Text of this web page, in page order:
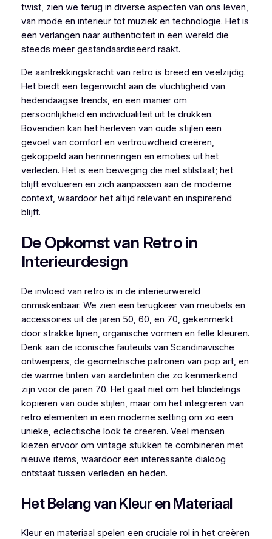
twist, zien we terug in diverse aspecten van ons leven,
van mode en interieur tot muziek en technologie. Het is
een verlangen naar authenticiteit in een wereld die
steeds meer gestandaardiseerd raakt.
De aantrekkingskracht van retro is breed en veelzijdig.
Het biedt een tegenwicht aan de vluchtigheid van
hedendaagse trends, en een manier om
persoonlijkheid en individualiteit uit te drukken.
Bovendien kan het herleven van oude stijlen een
gevoel van comfort en vertrouwdheid creëren,
gekoppeld aan herinneringen en emoties uit het
verleden. Het is een beweging die niet stilstaat; het
blijft evolueren en zich aanpassen aan de moderne
context, waardoor het altijd relevant en inspirerend
blijft.
De Opkomst van Retro in
Interieurdesign
De invloed van retro is in de interieurwereld
onmiskenbaar. We zien een terugkeer van meubels en
accessoires uit de jaren 50, 60, en 70, gekenmerkt
door strakke lijnen, organische vormen en felle kleuren.
Denk aan de iconische fauteuils van Scandinavische
ontwerpers, de geometrische patronen van pop art, en
de warme tinten van aardetinten die zo kenmerkend
zijn voor de jaren 70. Het gaat niet om het blindelings
kopiëren van oude stijlen, maar om het integreren van
retro elementen in een moderne setting om zo een
unieke, eclectische look te creëren. Veel mensen
kiezen ervoor om vintage stukken te combineren met
nieuwe items, waardoor een interessante dialoog
ontstaat tussen verleden en heden.
Het Belang van Kleur en Materiaal
Kleur en materiaal spelen een cruciale rol in het creëren